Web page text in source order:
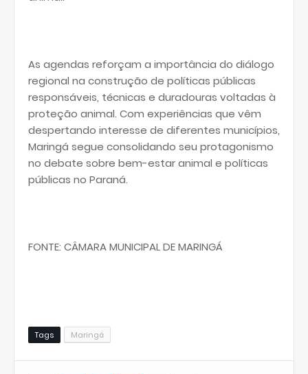
As agendas reforçam a importância do diálogo
regional na construção de políticas públicas
responsáveis, técnicas e duradouras voltadas à
proteção animal. Com experiências que vêm
despertando interesse de diferentes municípios,
Maringá segue consolidando seu protagonismo
no debate sobre bem-estar animal e políticas
públicas no Paraná.
FONTE: CÂMARA MUNICIPAL DE MARINGÁ
Tags Maringá